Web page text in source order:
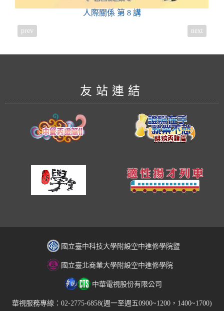
人際關係 第 8 講
prev next
友站連結
國立臺中科技大學附設空中進修學院暨
國立臺北商業大學附設空中進修學院
中華電視股份有限公司
華視服務專線：02-2775-6858(週一至週五0900~1200，1400~1700)